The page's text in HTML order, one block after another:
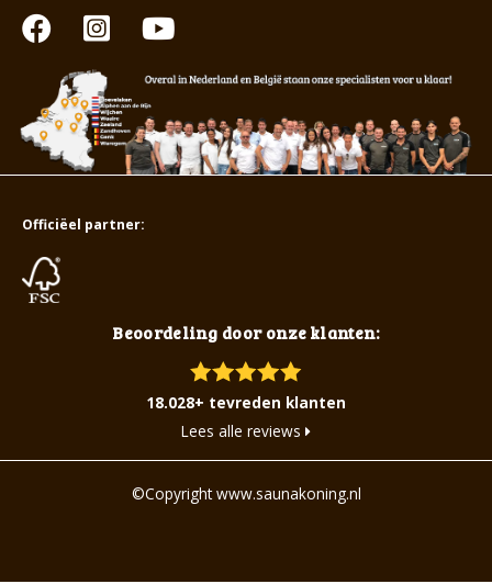
Beoordeling door onze klanten:
18.028+ tevreden klanten
Lees alle reviews
Officiëel partner:
©Copyright www.saunakoning.nl